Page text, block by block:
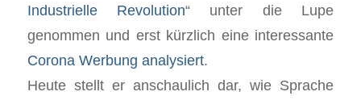
Industrielle Revolution“ unter die Lupe
genommen und erst kürzlich eine interessante
Corona Werbung analysiert.
Heute stellt er anschaulich dar, wie Sprache